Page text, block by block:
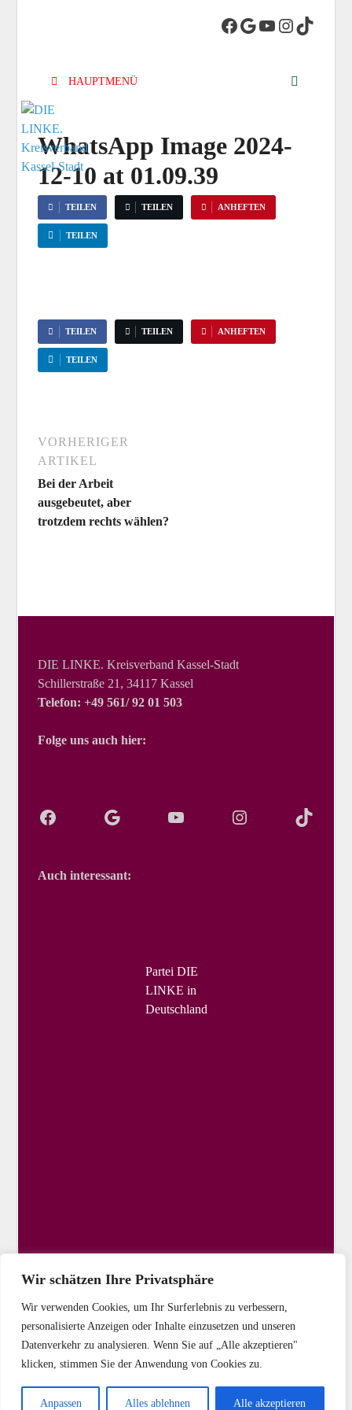
Wir schätzen Ihre Privatsphäre
Wir verwenden Cookies, um Ihr Surferlebnis zu verbessern,
personalisierte Anzeigen oder Inhalte einzusetzen und unseren
Datenverkehr zu analysieren. Wenn Sie auf „Alle akzeptieren"
klicken, stimmen Sie der Anwendung von Cookies zu.
Anpassen Alles ablehnen Alle akzeptieren
Kreisverband
Kassel-Stadt
HAUPTMENÜ
WhatsApp Image 2024-
12-10 at 01.09.39
TEILEN TEILEN ANHEFTEN
TEILEN
TEILEN TEILEN ANHEFTEN
TEILEN
VORHERIGER
ARTIKEL
Bei der Arbeit
ausgebeutet, aber
trotzdem rechts wählen?
DIE LINKE. Kreisverband Kassel-Stadt
Schillerstraße 21, 34117 Kassel
Telefon: +49 561/ 92 01 503
Folge uns auch hier:
Auch interessant:
Partei DIE
LINKE in
Deutschland
Copyright © 2025 DIE LINKE Kassel-Stadt